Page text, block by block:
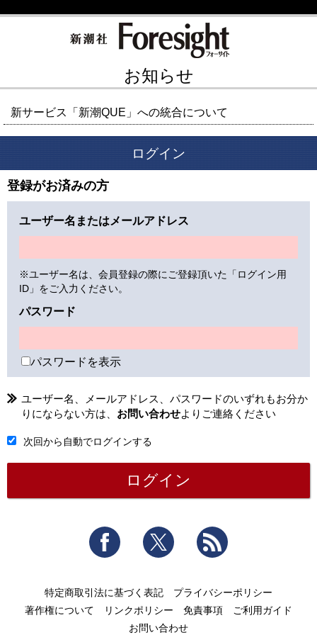
お知らせ
新サービス「新潮QUE」への統合について
ログイン
登録がお済みの方
ユーザー名またはメールアドレス
※ユーザー名は、会員登録の際にご登録頂いた「ログイン用
ID」をご入力ください。
パスワード
パスワードを表示
ユーザー名、メールアドレス、パスワードのいずれもお分か
りにならない方は、 お問い合わせよりご連絡ください
次回から自動でログインする
Facebook Twitter
特定商取引法に基づく表記
プライバシーポリシー
著作権について
リンクポリシー 免責事項
ご利用ガイド
お問い合わせ